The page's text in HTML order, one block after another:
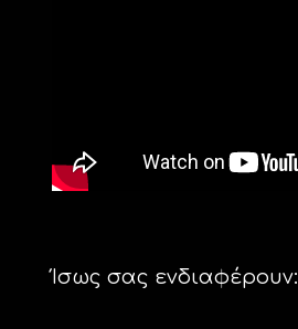
Ίσως σας ενδιαφέρουν: